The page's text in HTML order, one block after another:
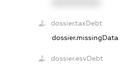
dossier.taxDebt
dossier.missingData
dossier.esvDebt